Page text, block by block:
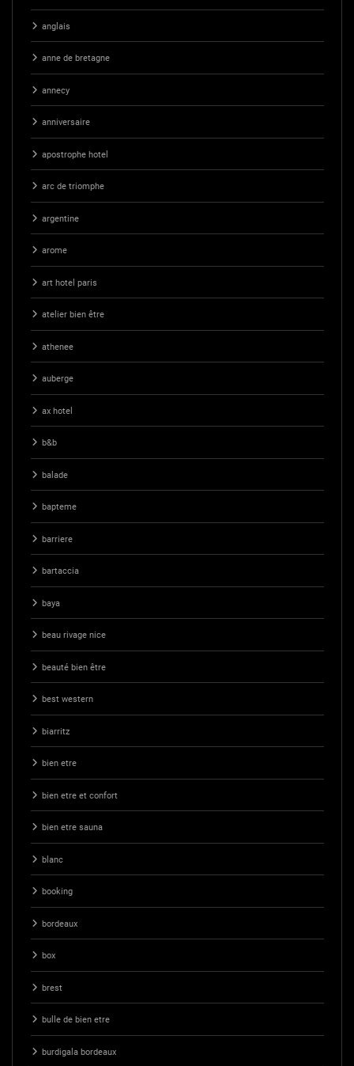
anglais
anne de bretagne
annecy
anniversaire
apostrophe hotel
arc de triomphe
argentine
arome
art hotel paris
atelier bien être
athenee
auberge
ax hotel
b&b
balade
bapteme
barriere
bartaccia
baya
beau rivage nice
beauté bien être
best western
biarritz
bien etre
bien etre et confort
bien etre sauna
blanc
booking
bordeaux
box
brest
bulle de bien etre
burdigala bordeaux